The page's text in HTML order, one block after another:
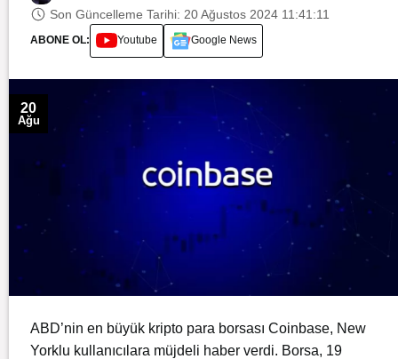
Son Güncelleme Tarihi: 20 Ağustos 2024 11:41:11
ABONE OL: Youtube Google News
20
Ağu
ABD’nin en büyük kripto para borsası Coinbase, New
Yorklu kullanıcılara müjdeli haber verdi. Borsa, 19